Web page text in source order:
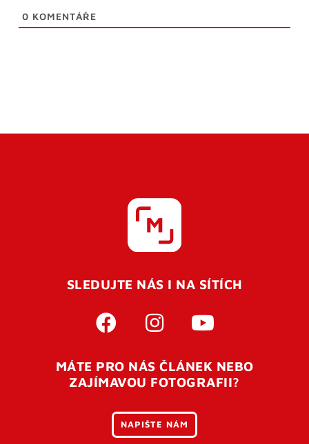
0 KOMENTÁŘE
SLEDUJTE NÁS I NA SÍTÍCH
MÁTE PRO NÁS ČLÁNEK NEBO
ZAJÍMAVOU FOTOGRAFII?
NAPIŠTE NÁM